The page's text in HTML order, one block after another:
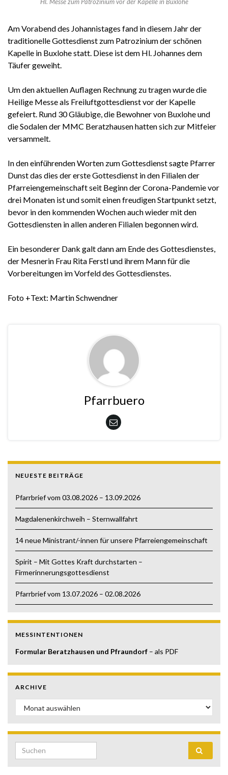
Am Vorabend des Johannistages fand in diesem Jahr der
traditionelle Gottesdienst zum Patrozinium der schönen
Kapelle in Buxlohe statt. Diese ist dem Hl. Johannes dem
Täufer geweiht.
Um den aktuellen Auflagen Rechnung zu tragen wurde die
Heilige Messe als Freiluftgottesdienst vor der Kapelle
gefeiert. Rund 30 Gläubige, die Bewohner von Buxlohe und
die Sodalen der MMC Beratzhausen hatten sich zur Mitfeier
versammelt.
In den einführenden Worten zum Gottesdienst sagte Pfarrer
Dunst das dies der erste Gottesdienst in den Filialen der
Pfarreiengemeinschaft seit Beginn der Corona-Pandemie vor
drei Monaten ist und somit einen freudigen Startpunkt setzt,
bevor in den kommenden Wochen auch wieder mit den
Gottesdiensten in allen anderen Filialen begonnen wird.
Ein besonderer Dank galt dann am Ende des Gottesdienstes,
der Mesnerin Frau Rita Ferstl und ihrem Mann für die
Vorbereitungen im Vorfeld des Gottesdienstes.
Foto +Text: Martin Schwendner
Pfarrbuero
NEUESTE BEITRÄGE
Pfarrbrief vom 03.08.2026 – 13.09.2026
Magdalenenkirchweih – Sternwallfahrt
14 neue Ministrant/-innen für unsere Pfarreiengemeinschaft
Spirit – Mit Gottes Kraft durchstarten –
Firmerinnerungsgottesdienst
Pfarrbrief vom 13.07.2026 – 02.08.2026
MESSINTENTIONEN
Formular Beratzhausen und Pfraundorf – als PDF
ARCHIVE
Archive
Search for: